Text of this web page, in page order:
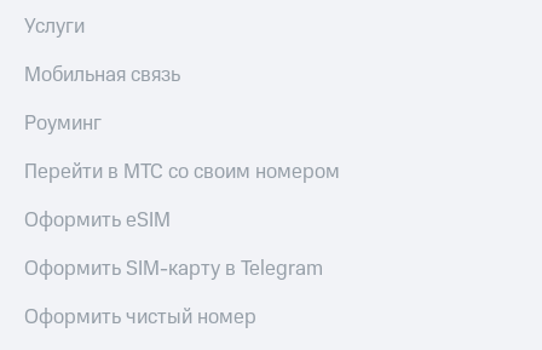
Услуги
Мобильная связь
Роуминг
Перейти в МТС со своим номером
Оформить eSIM
Оформить SIM-карту в Telegram
Оформить чистый номер